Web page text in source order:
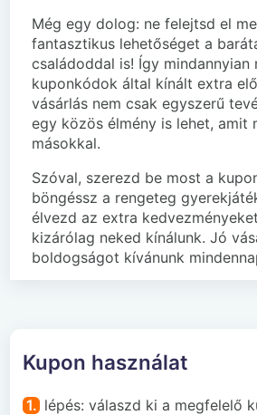
Még egy dolog: ne felejtsd el
fantasztikus lehetőséget a
családoddal is! Így mindannyian
kuponkódok által kínált extra
vásárlás nem csak egyszerű
egy közös élmény is lehet, amit
másokkal.
Szóval, szerezd be most a
böngéssz a rengeteg
élvezd az extra
kizárólag neked kínálunk. Jó
boldogságot kívánunk
Kupon használat
1. lépés: válaszd ki a megfelelő